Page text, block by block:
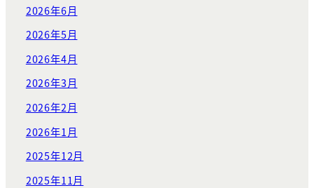
2026年6月
2026年5月
2026年4月
2026年3月
2026年2月
2026年1月
2025年12月
2025年11月